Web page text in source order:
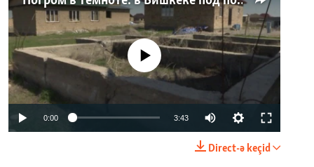
No media source currently available
0:00 3:43
Direct-ə keçid